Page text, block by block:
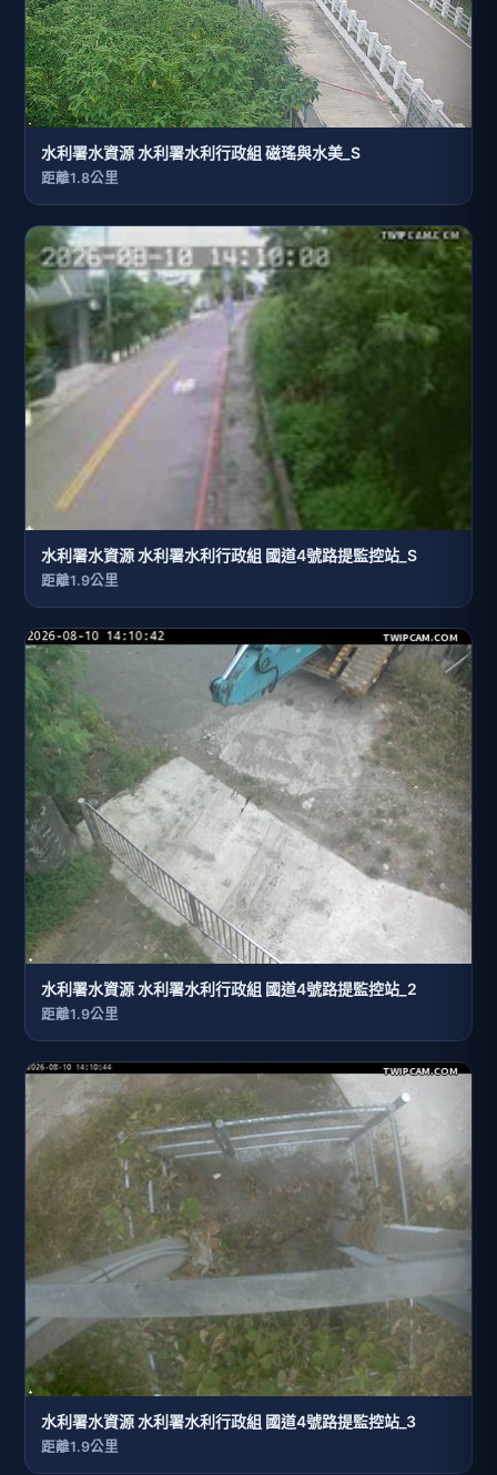
水利署水資源 水利署水利行政組 磁瑤與水美_S
距離1.8公里
水利署水資源 水利署水利行政組 國道4號路提監控站_S
距離1.9公里
水利署水資源 水利署水利行政組 國道4號路提監控站_2
距離1.9公里
水利署水資源 水利署水利行政組 國道4號路提監控站_3
距離1.9公里